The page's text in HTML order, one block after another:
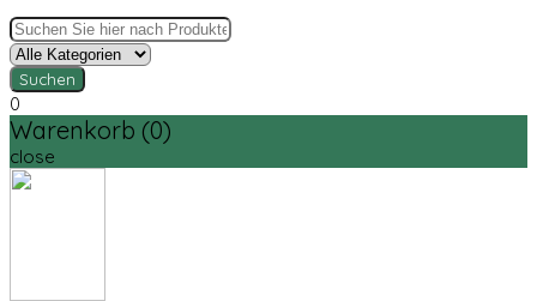
Suchen
0
Warenkorb (0)
close